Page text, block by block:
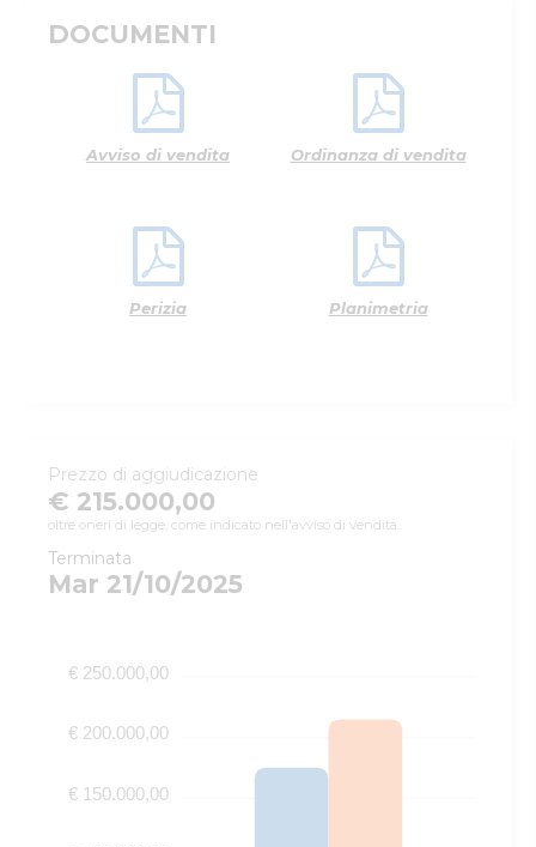
DOCUMENTI
Avviso di vendita Ordinanza di vendita
Perizia Planimetria
Prezzo di aggiudicazione
€ 215.000,00
oltre oneri di legge, come indicato nell'avviso di vendita.
Terminata
Mar 21/10/2025
€ 250.000,00
€ 200.000,00
€ 150.000,00